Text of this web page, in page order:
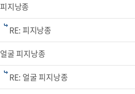
피지낭종
RE: 피지낭종
얼굴 피지낭종
RE: 얼굴 피지낭종